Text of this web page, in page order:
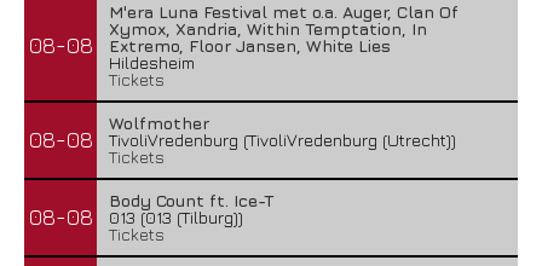
08-08
M'era Luna Festival met o.a. Auger, Clan Of
Xymox, Xandria, Within Temptation, In
Extremo, Floor Jansen, White Lies
Hildesheim
Tickets
08-08
Wolfmother
TivoliVredenburg (TivoliVredenburg (Utrecht))
Tickets
08-08
Body Count ft. Ice-T
013 (013 (Tilburg))
Tickets